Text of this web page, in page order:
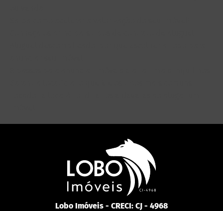
Lobo Imóveis - CRECI: CJ - 4968